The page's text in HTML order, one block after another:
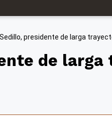
Sedillo, presidente de larga
de